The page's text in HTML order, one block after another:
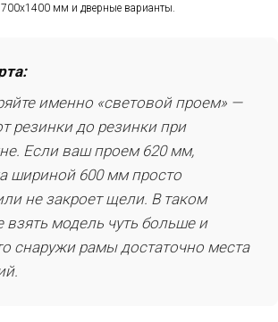
мм и дверные варианты.
именно «световой проем» —
резинки до резинки при
Если ваш проем 620 мм,
шириной 600 мм просто
не закроет щели. В таком
взять модель чуть больше и
снаружи рамы достаточно места